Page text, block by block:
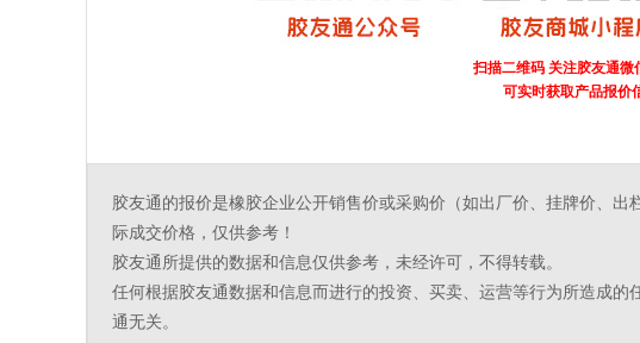
扫描二维码 关注胶友通微
可实时获取产品报价
胶友通的报价是橡胶企业公开销售价或采购价（如出厂价、挂牌价、
际成交价格，仅供参考！
胶友通所提供的数据和信息仅供参考，未经许可，不得转载。
任何根据胶友通数据和信息而进行的投资、买卖、运营等行为所造成
通无关。